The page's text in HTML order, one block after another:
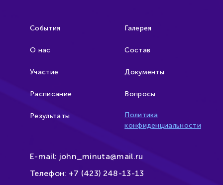
События
О нас
Участие
Расписание
Результаты
Галерея
Состав
Документы
Вопросы
Политика
конфиденциальности
E-mail: john_minuta@mail.ru
Телефон: +7 (423) 248-13-13